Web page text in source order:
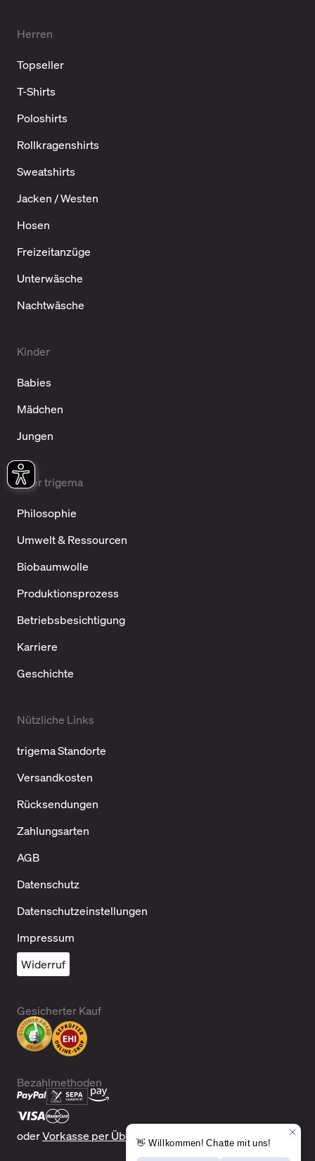
Herren
Topseller
T-Shirts
Poloshirts
Rollkragenshirts
Sweatshirts
Jacken / Westen
Hosen
Freizeitanzüge
Unterwäsche
Nachtwäsche
Kinder
Babies
Mädchen
Jungen
Über trigema
Philosophie
Umwelt & Ressourcen
Biobaumwolle
Produktionsprozess
Betriebsbesichtigung
Karriere
Geschichte
Nützliche Links
trigema Standorte
Versandkosten
Rücksendungen
Zahlungsarten
AGB
Datenschutz
Datenschutzeinstellungen
Impressum
Widerruf
Gesicherter Kauf
Bezahlmethoden
oderVorkasse per Überweisung